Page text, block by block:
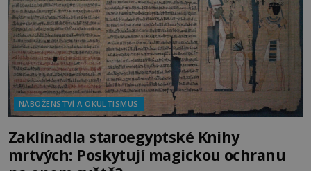
NÁBOŽENSTVÍ A OKULTISMUS
Zaklínadla staroegyptské Knihy
mrtvých: Poskytují magickou ochranu